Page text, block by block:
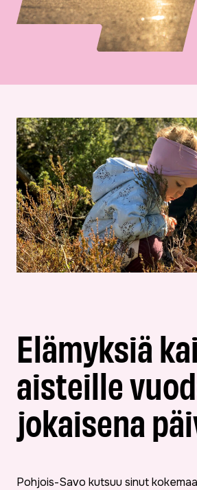
Elämyksiä
aisteille
jokaisena
Pohjois-Savo kutsuu sinut